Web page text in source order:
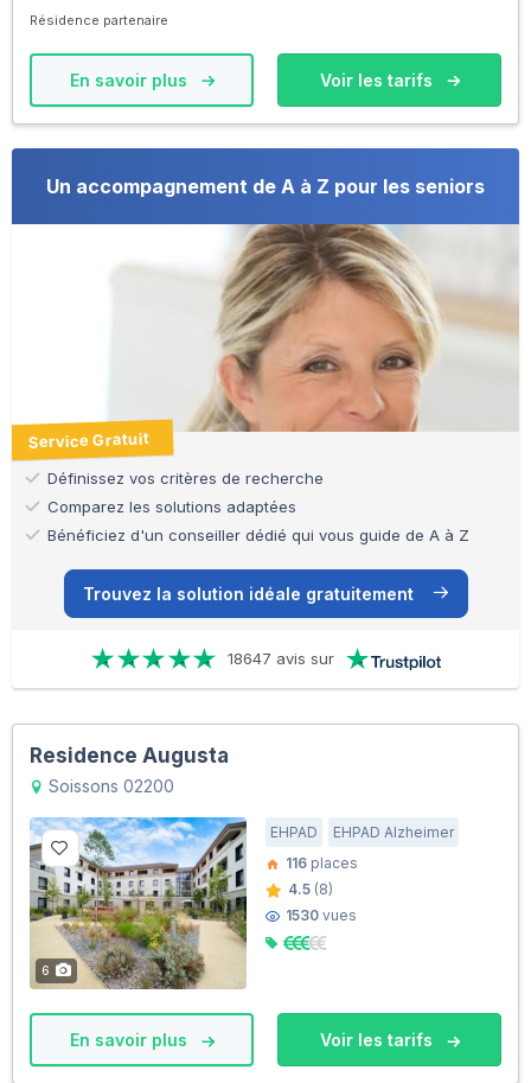
Résidence partenaire
En savoir plus Voir les tarifs
Un accompagnement de A à Z pour les seniors
Service Gratuit
Définissez vos critères de recherche
Comparez les solutions adaptées
Bénéficiez d'un conseiller dédié qui vous guide de A à Z
Trouvez la solution idéale gratuitement
18647 avis sur
Residence Augusta
Soissons 02200
6
EHPAD
EHPAD Alzheimer
116 places
4.5 (8)
1530 vues
En savoir plus Voir les tarifs